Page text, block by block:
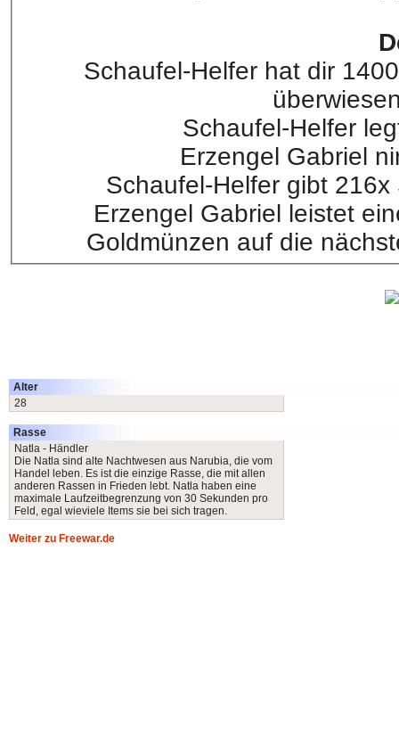
Schaufel-Helfer hat dir
Schaufel-Helfer
Erzengel Gabriel
Schaufel-Helfer gibt
Erzengel Gabriel leistet
Goldmünzen auf die
Alter
28
Rasse
Natla - Händler
Die Natla sind alte Nachtwesen aus Narubia, die vom
Handel leben. Es ist die einzige Rasse, die mit allen
anderen Rassen in Frieden lebt. Natla haben eine
maximale Laufzeitbegrenzung von 30 Sekunden pro
Feld, egal wieviele Items sie bei sich tragen.
Weiter zu Freewar.de